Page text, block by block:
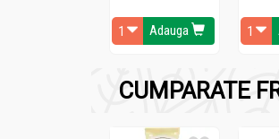
Toate tipurile de par.
Administrare
Adauga
CUMPARATE